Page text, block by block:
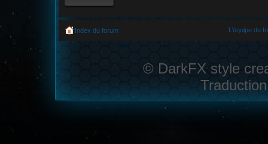
Index du forum L’équipe du
© DarkFX style